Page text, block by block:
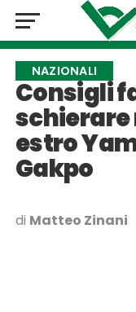
NAZIONALI
Consigli
estro
Gakpo
di Matteo Zinani